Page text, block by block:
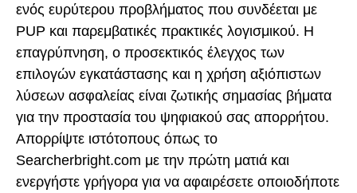
ενός ευρύτερου προβλήματος που συνδέεται με
PUP και παρεμβατικές πρακτικές λογισμικού. Η
επαγρύπνηση, ο προσεκτικός έλεγχος των
επιλογών εγκατάστασης και η χρήση αξιόπιστων
λύσεων ασφαλείας είναι ζωτικής σημασίας βήματα
για την προστασία του ψηφιακού σας απορρήτου.
Απορρίψτε ιστότοπους όπως το
Searcherbright.com με την πρώτη ματιά και
ενεργήστε γρήγορα για να αφαιρέσετε οποιοδήποτε